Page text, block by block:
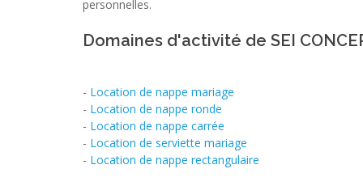
personnelles.
Domaines d'activité de SEI
- Location de nappe mariage
- Location de nappe ronde
- Location de nappe carrée
- Location de serviette mariage
- Location de nappe rectangulaire